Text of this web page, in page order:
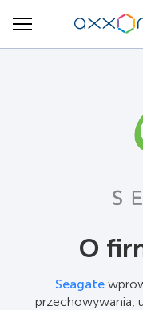
O
Seagate
przechowywania,